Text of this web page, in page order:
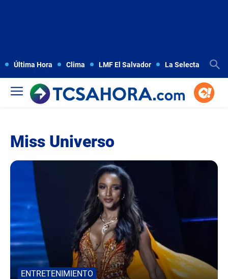
Última Hora Clima LMF El Salvador La Selecta
Miss Universo
ENTRETENIMIENTO